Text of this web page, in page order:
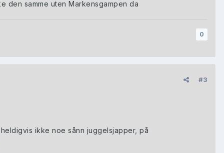
den samme uten Markensgampen da
0
#3
ikke noe sånn juggelsjapper, på